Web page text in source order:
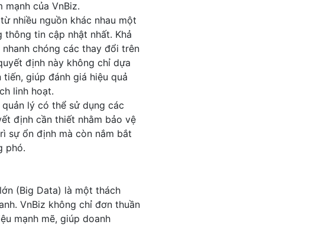
của VnBiz.
nhiều nguồn khác nhau một
tin cập nhật nhất. Khả
chóng các thay đổi trên
định này không chỉ dựa
giúp đánh giá hiệu quả
linh hoạt.
lý có thể sử dụng các
định cần thiết nhằm bảo vệ
sự ổn định mà còn nắm bắt
phó.
(Big Data) là một thách
VnBiz không chỉ đơn thuần
mạnh mẽ, giúp doanh